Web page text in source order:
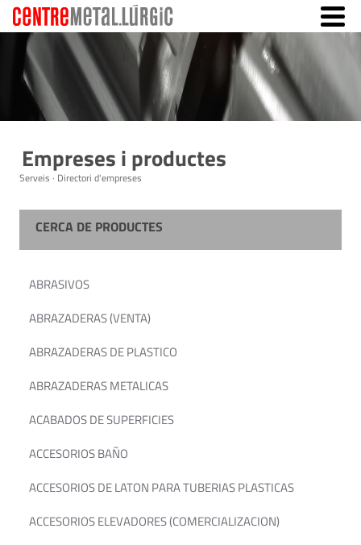
Empreses i productes
Serveis · Directori d'empreses
CERCA DE PRODUCTES
ABRASIVOS
ABRAZADERAS (VENTA)
ABRAZADERAS DE PLASTICO
ABRAZADERAS METALICAS
ACABADOS DE SUPERFICIES
ACCESORIOS BAÑO
ACCESORIOS DE LATON PARA TUBERIAS PLASTICAS
ACCESORIOS ELEVADORES (COMERCIALIZACION)